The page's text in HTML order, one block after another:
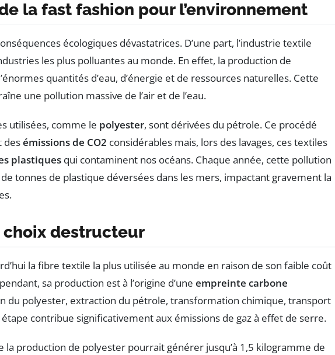
la fast fashion pour l’environnement
écologiques dévastatrices. D’une part, l’industrie textile
les plus polluantes au monde. En effet, la production de
quantités d’eau, d’énergie et de ressources naturelles. Cette
une pollution massive de l’air et de l’eau.
utilisées, comme le polyester, sont dérivées du pétrole. Ce procédé
desémissions de CO2 considérables mais, lors des lavages, ces textiles
plastiques qui contaminent nos océans. Chaque année, cette pollution
tonnes de plastique déversées dans les mers, impactant gravement la
choix destructeur
la fibre textile la plus utilisée au monde en raison de son faible coût
sa production est à l’origine d’une empreinte carbone
du polyester, extraction du pétrole, transformation chimique, transport
contribue significativement aux émissions de gaz à effet de serre.
la production de polyester pourrait générer jusqu’à 1,5 kilogramme de